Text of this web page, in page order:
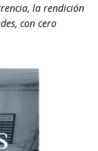
la rendición
con cero